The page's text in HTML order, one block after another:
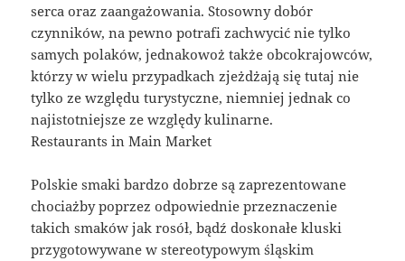
serca oraz zaangażowania. Stosowny dobór
czynników, na pewno potrafi zachwycić nie tylko
samych polaków, jednakowoż także obcokrajowców,
którzy w wielu przypadkach zjeżdżają się tutaj nie
tylko ze względu turystyczne, niemniej jednak co
najistotniejsze ze względy kulinarne.
Restaurants in Main Market
Polskie smaki bardzo dobrze są zaprezentowane
chociażby poprzez odpowiednie przeznaczenie
takich smaków jak rosół, bądź doskonałe kluski
przygotowywane w stereotypowym śląskim